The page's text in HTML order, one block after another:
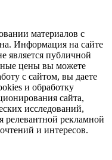
материалов с
Информация на сайте
является публичной
цены вы можете
с сайтом, вы даете
и обработку
сайта,
исследований,
релевантной рекламной
и интересов.